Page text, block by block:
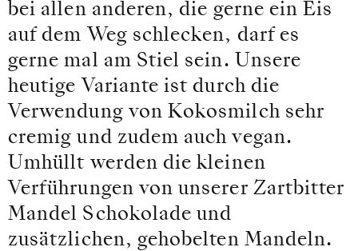
bei allen anderen, die gerne ein Eis
auf dem Weg schlecken, darf es
gerne mal am Stiel sein. Unsere
heutige Variante ist durch die
Verwendung von Kokosmilch sehr
cremig und zudem auch vegan.
Umhüllt werden die kleinen
Verführungen von unserer Zartbitter
Mandel Schokolade und
zusätzlichen, gehobelten Mandeln.